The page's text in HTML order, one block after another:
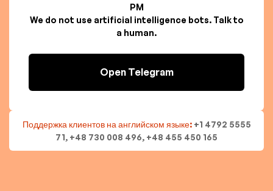
PM
We do not use artificial intelligence bots. Talk to
a human.
Open Telegram
Поддержка клиентов на английском языке: +1 4792 5555
71, +48 730 008 496, +48 455 450 165